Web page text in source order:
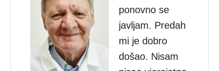
ponovno se
javljam. Predah
mi je dobro
došao. Nisam